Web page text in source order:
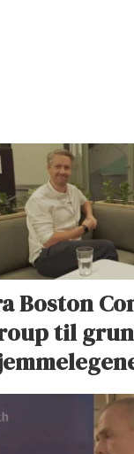
Boston
til